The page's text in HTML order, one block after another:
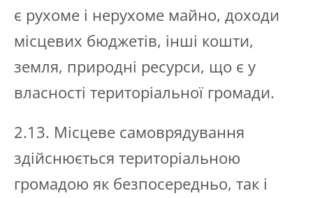
є рухоме і нерухоме майно, доходи
місцевих бюджетів, інші кошти,
земля, природні ресурси, що є у
власності територіальної громади.
2.13. Місцеве самоврядування
здійснюється територіальною
громадою як безпосередньо, так і